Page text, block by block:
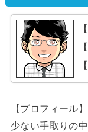
【プロフィール】
少ない手取りの